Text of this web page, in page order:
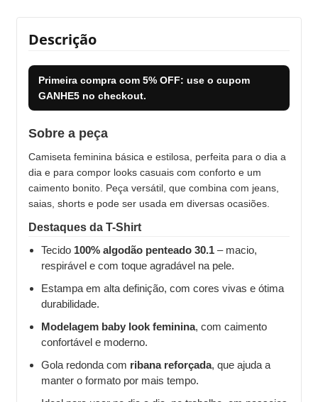
Descrição
Primeira compra com 5% OFF: use o cupom
GANHE5 no checkout.
Sobre a peça
Camiseta feminina básica e estilosa, perfeita para o dia a
dia e para compor looks casuais com conforto e um
caimento bonito. Peça versátil, que combina com jeans,
saias, shorts e pode ser usada em diversas ocasiões.
Destaques da T-Shirt
Tecido 100% algodão penteado 30.1 – macio,
respirável e com toque agradável na pele.
Estampa em alta definição, com cores vivas e ótima
durabilidade.
Modelagem baby look feminina, com caimento
confortável e moderno.
Gola redonda com ribana reforçada, que ajuda a
manter o formato por mais tempo.